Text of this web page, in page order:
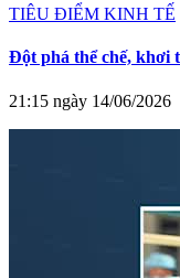
TIÊU ĐIỂM KINH TẾ
Đột phá thể chế, khơi
21:15 ngày 14/06/2026